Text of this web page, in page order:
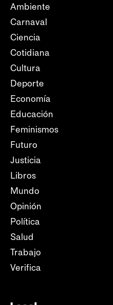
Ambiente
Carnaval
Ciencia
Cotidiana
Cultura
Deporte
Economía
Educación
Feminismos
Futuro
Justicia
Libros
Mundo
Opinión
Política
Salud
Trabajo
Verifica